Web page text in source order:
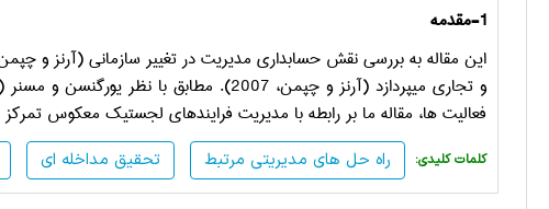
1- مقدمه
فعالیت­ ها، مقاله ما بر رابطه با مدیریت فرایندهای لجستیک معکوس تمرکز
تحقیق مداخله ای راه حل های مدیریتی مرتبط :کلمات کلیدی